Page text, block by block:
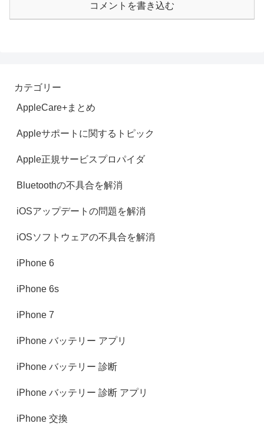
コメントを書き込む
カテゴリー
AppleCare+まとめ
Appleサポートに関するトピック
Apple正規サービスプロパイダ
Bluetoothの不具合を解消
iOSアップデートの問題を解消
iOSソフトウェアの不具合を解消
iPhone 6
iPhone 6s
iPhone 7‎
iPhone バッテリー アプリ
iPhone バッテリー 診断
iPhone バッテリー 診断 アプリ
iPhone 交換